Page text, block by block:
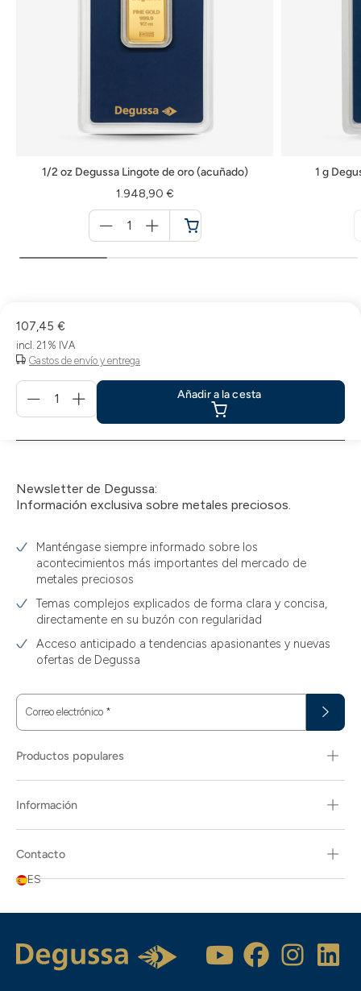
1/2 oz Degussa Lingote de oro (acuñado)
1.948,90 €
für
Cesta
de
1 g
107,45 €
incl. 21 % IVA
Gastos de envío y entrega
Añadir
la
Añadir a la cesta
Newsletter de Degussa:
Información exclusiva sobre metales preciosos.
Manténgase siempre informado sobre los
acontecimientos más importantes del mercado de
metales preciosos
Temas complejos explicados de forma clara y concisa,
directamente en su buzón con regularidad
Acceso anticipado a tendencias apasionantes y nuevas
ofertas de Degussa
Correo electrónico *
Productos populares
Información
Contacto
ES